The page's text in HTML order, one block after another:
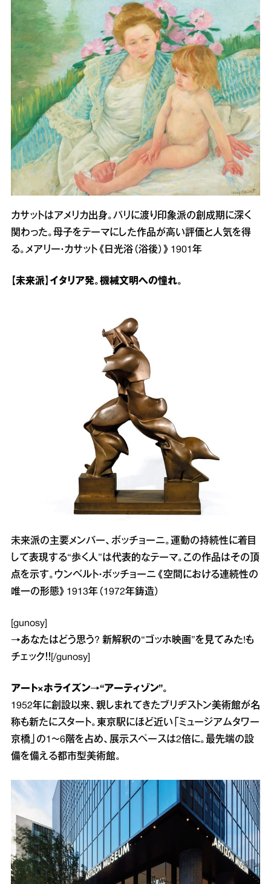
カサットはアメリカ出身。パリに渡り印象派の創成期に深く
関わった。母子をテーマにした作品が高い評価と人気を得
る。メアリー・カサット《日光浴（浴後）》1901年
【未来派】イタリア発。機械文明への憧れ。
未来派の主要メンバー、ボッチョーニ。運動の持続性に着目
して表現する“歩く人”は代表的なテーマ。この作品はその頂
点を示す。ウンベルト・ボッチョーニ《空間における連続性の
唯一の形態》1913年（1972年鋳造）
[gunosy]
→あなたはどう思う? 新解釈の“ゴッホ映画”を見てみた!も
チェック！！[/gunosy]
アート×ホライズン→“アーティゾン”。
1952年に創設以来、親しまれてきたブリヂストン美術館が名
称も新たにスタート。東京駅にほど近い「ミュージアムタワー
京橋」の1～6階を占め、展示スペースは2倍に。最先端の設
備を備える都市型美術館。